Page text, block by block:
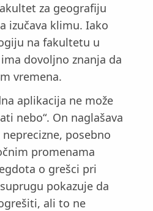
za geografiju
izučava klimu. Iako
na fakultetu u
dovoljno znanja da
vremena.
aplikacija ne može
nebo“. On naglašava
posebno
promenama
o grešci pri
pokazuje da
ali to ne